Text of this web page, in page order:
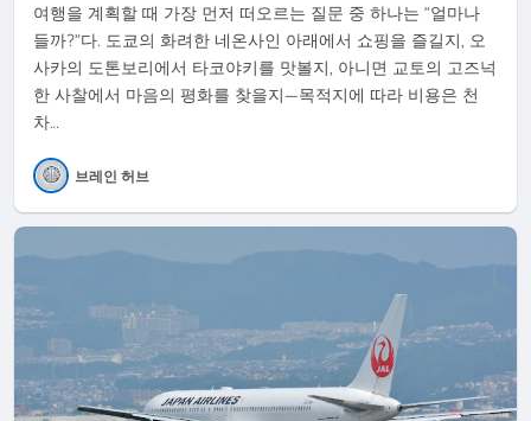
여행을 계획할 때 가장 먼저 떠오르는 질문 중 하나는 “얼마나
들까?”다. 도쿄의 화려한 네온사인 아래에서 쇼핑을 즐길지, 오
사카의 도톤보리에서 타코야키를 맛볼지, 아니면 교토의 고즈넉
한 사찰에서 마음의 평화를 찾을지—목적지에 따라 비용은 천
차…
브레인 허브